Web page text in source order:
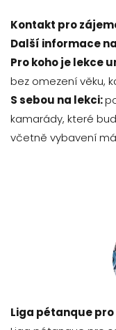
Kontakt pro
Další informace
Pro koho je lekce
bez omezení věku,
S sebou na lekci:
kamarády, které
včetně vybavení
Liga pétanque